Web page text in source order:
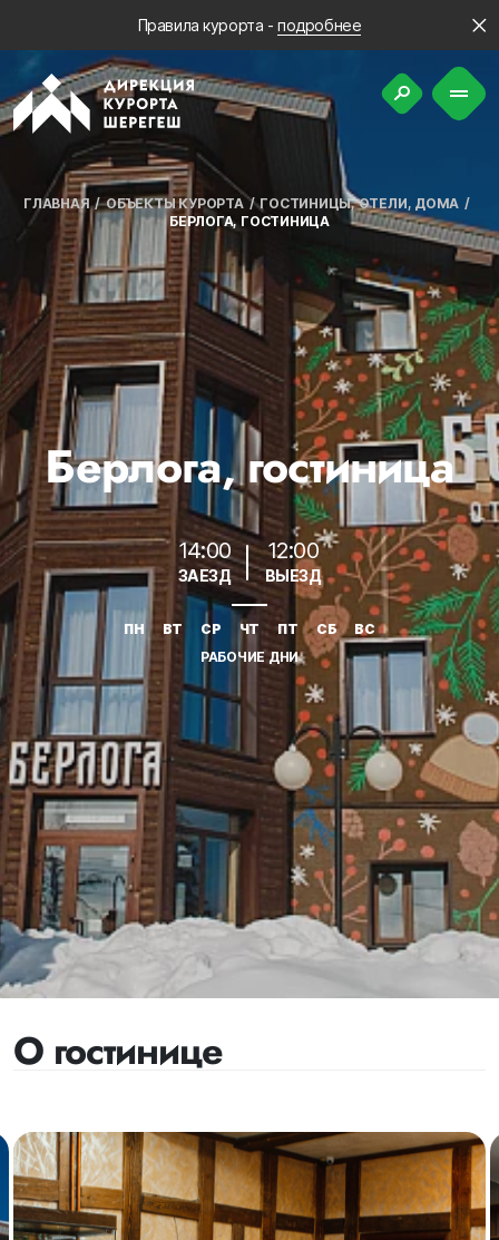
Правила курорта -подробнее
ГЛАВНАЯ ОБЪЕКТЫ КУРОРТА
ГОСТИНИЦЫ, ОТЕЛИ, ДОМА
БЕРЛОГА, ГОСТИНИЦА
Берлога, гостиница
14:00
ЗАЕЗД
12:00
ВЫЕЗД
ПН ВТ СР ЧТ ПТ СБ
ВС
РАБОЧИЕ ДНИ
О гостинице